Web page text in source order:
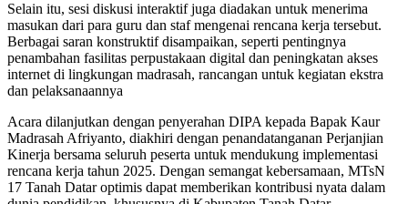
Selain itu, sesi diskusi interaktif juga diadakan untuk menerima
masukan dari para guru dan staf mengenai rencana kerja tersebut.
Berbagai saran konstruktif disampaikan, seperti pentingnya
penambahan fasilitas perpustakaan digital dan peningkatan akses
internet di lingkungan madrasah, rancangan untuk kegiatan ekstra
dan pelaksanaannya
Acara dilanjutkan dengan penyerahan DIPA kepada Bapak Kaur
Madrasah Afriyanto, diakhiri dengan penandatanganan Perjanjian
Kinerja bersama seluruh peserta untuk mendukung implementasi
rencana kerja tahun 2025. Dengan semangat kebersamaan, MTsN
17 Tanah Datar optimis dapat memberikan kontribusi nyata dalam